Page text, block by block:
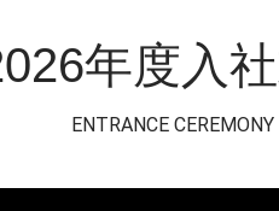
年度 入
ENTRANCE